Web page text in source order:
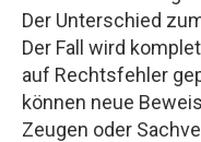
Der Unterschied
Der Fall wird
auf Rechtsfehler
können neue
Zeugen oder